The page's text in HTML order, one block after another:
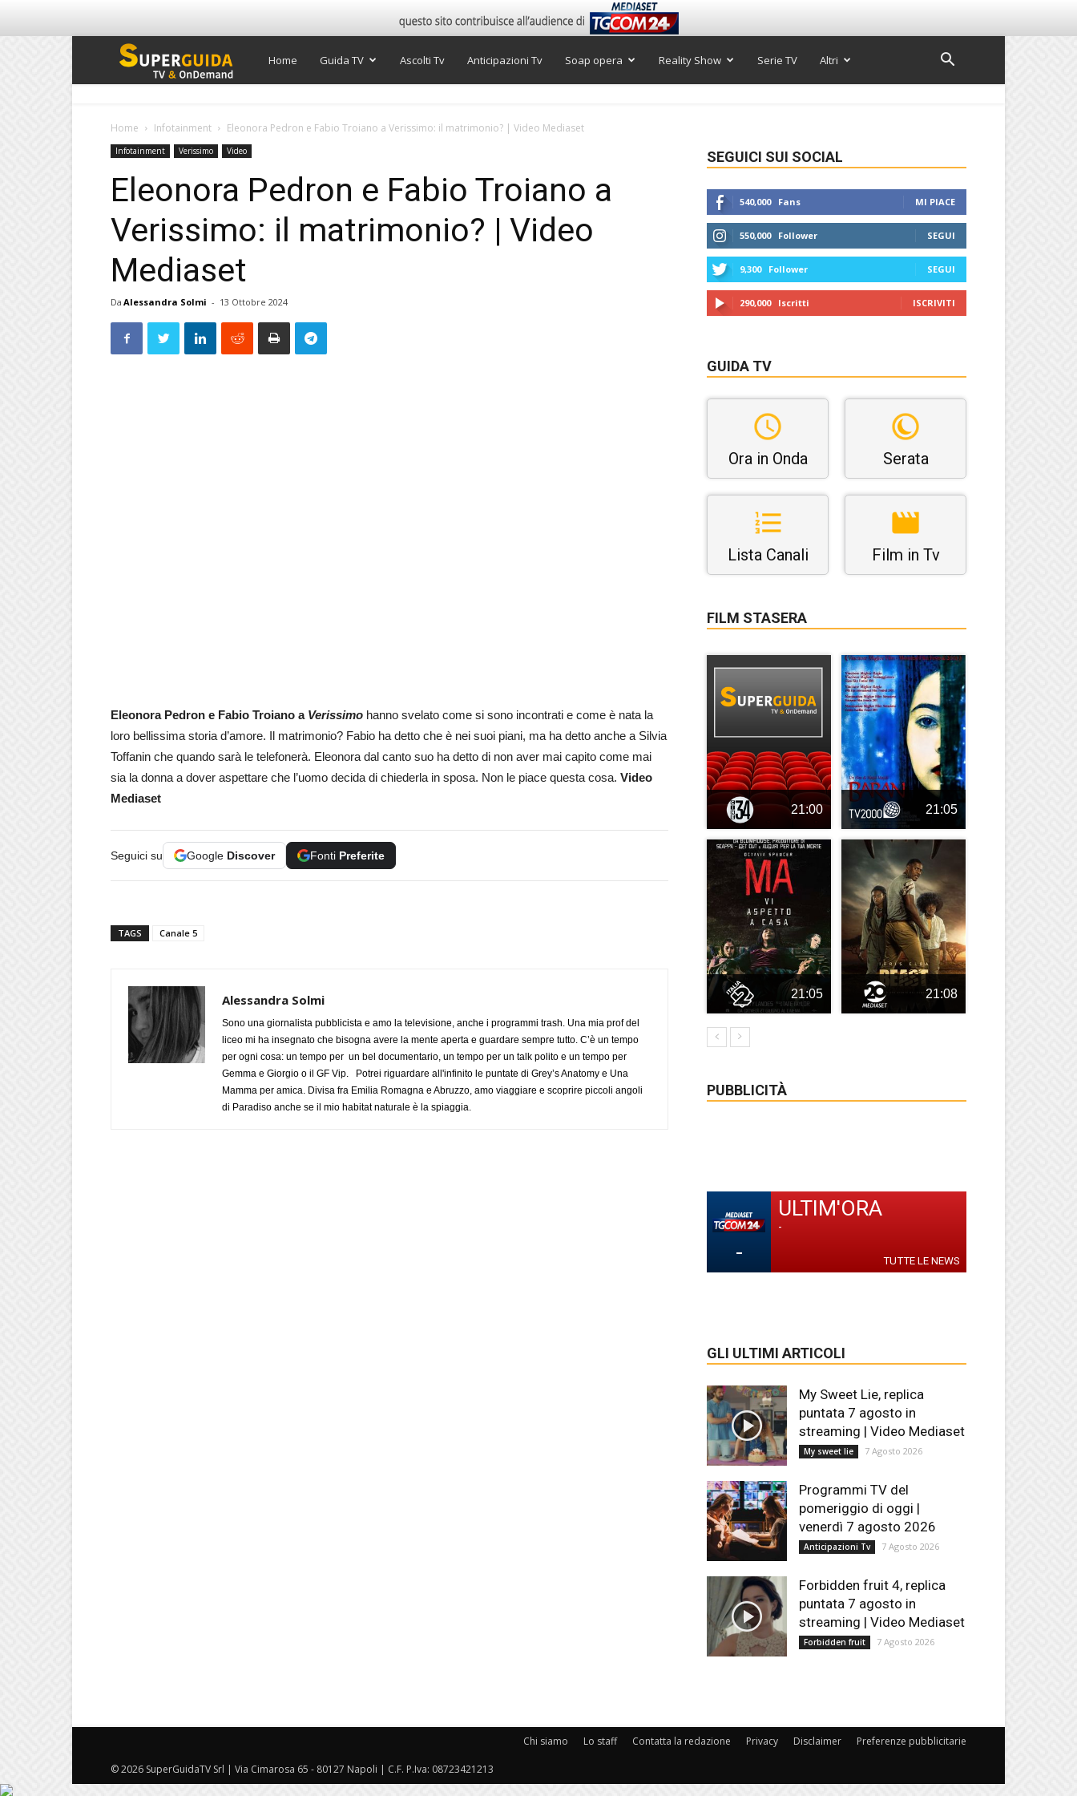
Super
Home Guida TV Ascolti Tv Anticipazioni Tv Soap opera Reality Show Serie TV Altri
Home Infotainment Eleonora Pedron e Fabio Troiano a Verissimo: il matrimonio? | Video Mediaset
Infotainment Verissimo Video
Eleonora Pedron e Fabio Troiano a
Verissimo: il matrimonio? | Video
Mediaset
Da Alessandra Solmi - 13 Ottobre 2024
Eleonora Pedron e Fabio Troiano a Verissimo hanno svelato come si sono incontrati e come è nata la
loro bellissima storia d’amore. Il matrimonio? Fabio ha detto che è nei suoi piani, ma ha detto anche a Silvia
Toffanin che quando sarà le telefonerà. Eleonora dal canto suo ha detto di non aver mai capito come mai
sia la donna a dover aspettare che l’uomo decida di chiederla in sposa. Non le piace questa cosa. Video
Mediaset
Seguici su Google Discover Fonti Preferite
TAGS Canale 5
Alessandra Solmi
Sono una giornalista pubblicista e amo la televisione, anche i programmi trash. Una mia prof del
liceo mi ha insegnato che bisogna avere la mente aperta e guardare sempre tutto. C’è un tempo
per ogni cosa: un tempo per un bel documentario, un tempo per un talk polito e un tempo per
Gemma e Giorgio o il GF Vip. Potrei riguardare all'infinito le puntate di Grey’s Anatomy e Una
Mamma per amica. Divisa fra Emilia Romagna e Abruzzo, amo viaggiare e scoprire piccoli angoli
di Paradiso anche se il mio habitat naturale è la spiaggia.
SEGUICI SUI SOCIAL
540,000 Fans MI PIACE
550,000 Follower SEGUI
9,300 Follower SEGUI
290,000 Iscritti ISCRIVITI
GUIDA TV
Ora in Onda Serata
Lista Canali Film in Tv
FILM STASERA
21:00 21:05
21:05 21:08
PUBBLICITÀ
-
ULTIM'ORA
-
TUTTE LE NEWS
GLI ULTIMI ARTICOLI
My Sweet Lie, replica
puntata 7 agosto in
streaming | Video Mediaset
My sweet lie 7 Agosto 2026
Programmi TV del
pomeriggio di oggi |
venerdì 7 agosto 2026
Anticipazioni Tv 7 Agosto 2026
Forbidden fruit 4, replica
puntata 7 agosto in
streaming | Video Mediaset
Forbidden fruit 7 Agosto 2026
Chi siamo Lo staff Contatta la redazione Privacy Disclaimer Preferenze pubblicitarie
© 2026 SuperGuidaTV Srl | Via Cimarosa 65 - 80127 Napoli | C.F. P.Iva: 08723421213